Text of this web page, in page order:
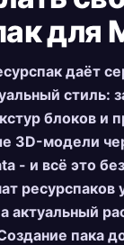
для
даёт
стиль:
блоков и
3D-модели
- и всё это
ресурспаков
актуальный
пака